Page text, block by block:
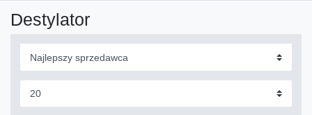
Destylator